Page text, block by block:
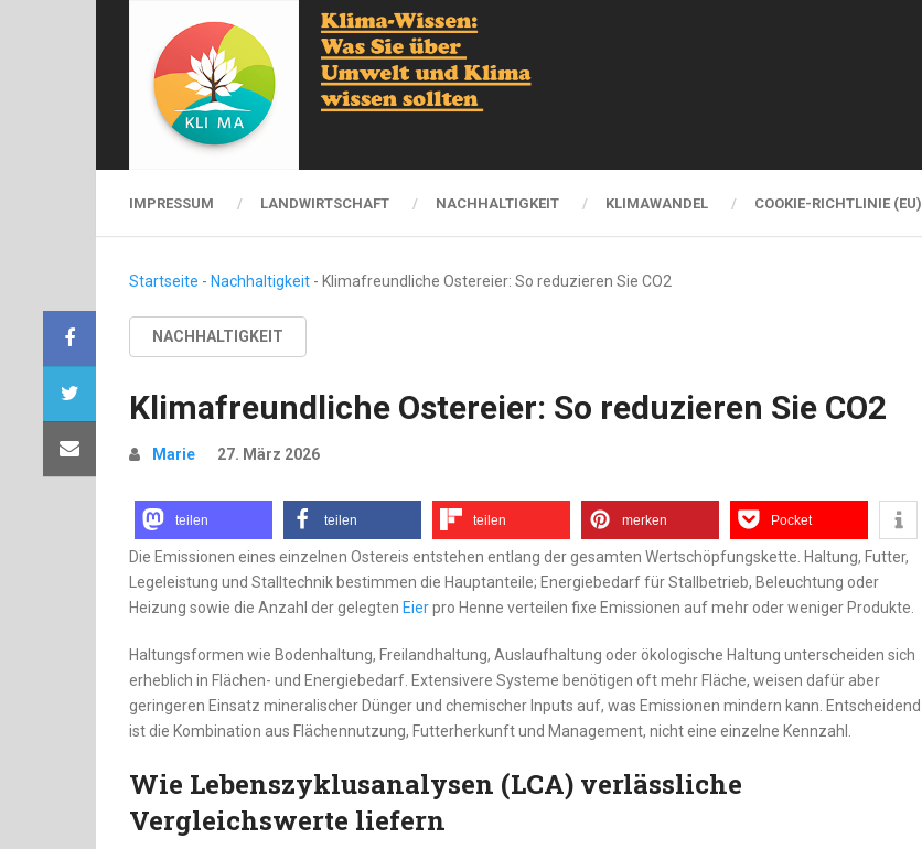
IMPRESSUM LANDWIRTSCHAFT NACHHALTIGKEIT KLIMAWANDEL COOKIE-RICHTLINIE (EU)
Startseite - Nachhaltigkeit - Klimafreundliche Ostereier: So reduzieren Sie CO2
NACHHALTIGKEIT
Klimafreundliche Ostereier: So reduzieren Sie CO2
Marie 27. März 2026
teilen teilen teilen merken Pocket
Die Emissionen eines einzelnen Ostereis entstehen entlang der gesamten Wertschöpfungskette. Haltung, Futter,
Legeleistung und Stalltechnik bestimmen die Hauptanteile; Energiebedarf für Stallbetrieb, Beleuchtung oder
Heizung sowie die Anzahl der gelegten Eierpro Henne verteilen fixe Emissionen auf mehr oder weniger Produkte.
Haltungsformen wie Bodenhaltung, Freilandhaltung, Auslaufhaltung oder ökologische Haltung unterscheiden sich
erheblich in Flächen- und Energiebedarf. Extensivere Systeme benötigen oft mehr Fläche, weisen dafür aber
geringeren Einsatz mineralischer Dünger und chemischer Inputs auf, was Emissionen mindern kann. Entscheidend
ist die Kombination aus Flächennutzung, Futterherkunft und Management, nicht eine einzelne Kennzahl.
Wie Lebenszyklusanalysen (LCA) verlässliche
Vergleichswerte liefern